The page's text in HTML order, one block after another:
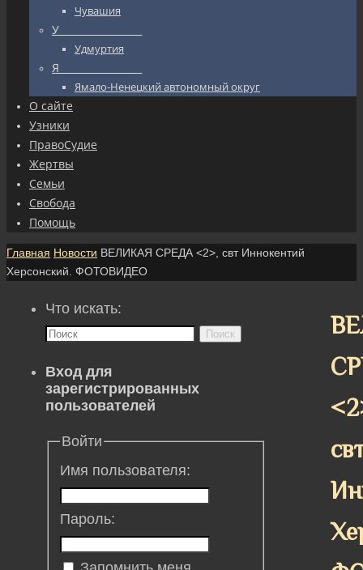
Чувашия
У_________________
Удмуртия
Я_________________
Ямало-Ненецкий автономный округ
О сайте
Узники
ПравоСудие
Жертвы
Семьи
Свобода
Помощь
Главная Новости ВЕЛИКАЯ СРЕДА <2>, свт Иннокентий
Херсонский. ФОТОВИДЕО
Что искать:
Поиск
Вход для
зарегистрированных
пользователей
Войти
Имя пользователя:
Пароль: